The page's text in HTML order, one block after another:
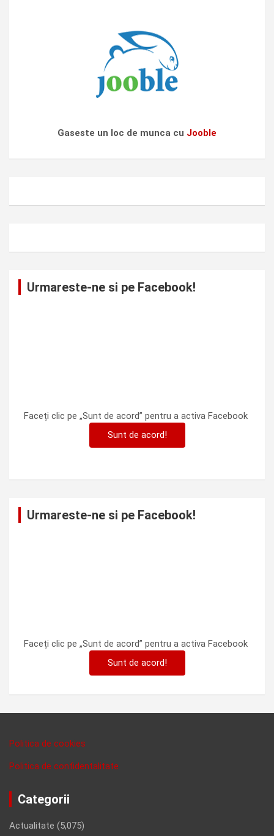
Gaseste un loc de munca cu Jooble
Urmareste-ne si pe Facebook!
Faceți clic pe „Sunt de acord” pentru a activa Facebook
Sunt de acord!
Urmareste-ne si pe Facebook!
Faceți clic pe „Sunt de acord” pentru a activa Facebook
Sunt de acord!
Politica de cookies
Politica de confidentalitate
Categorii
Actualitate (5,075)